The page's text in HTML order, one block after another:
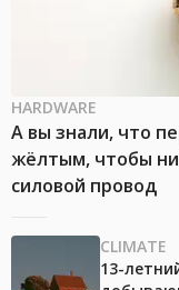
HARDWARE
А вы знали, что
жёлтым, чтобы
силовой провод
CLIMATE
13-